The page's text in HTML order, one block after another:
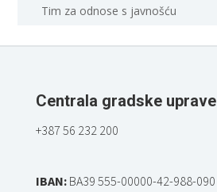
Tim za odnose s javnošću
Centrala gradske uprave
+387 56 232 200
IBAN:BA39 555-00000-42-988-090